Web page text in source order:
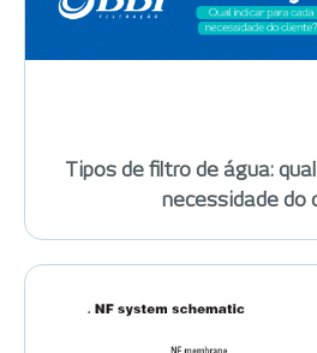
Tipos de filtro de água:
necessidade do